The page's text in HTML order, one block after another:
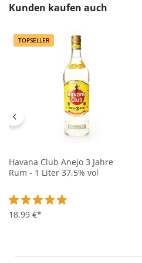
Produktgalerie überspringen
Kunden kaufen auch
TOPSELLER
Havana Club Anejo 3 Jahre
Rum - 1 Liter 37,5% vol
Durchschnittliche Bewertung von
18,99 €*